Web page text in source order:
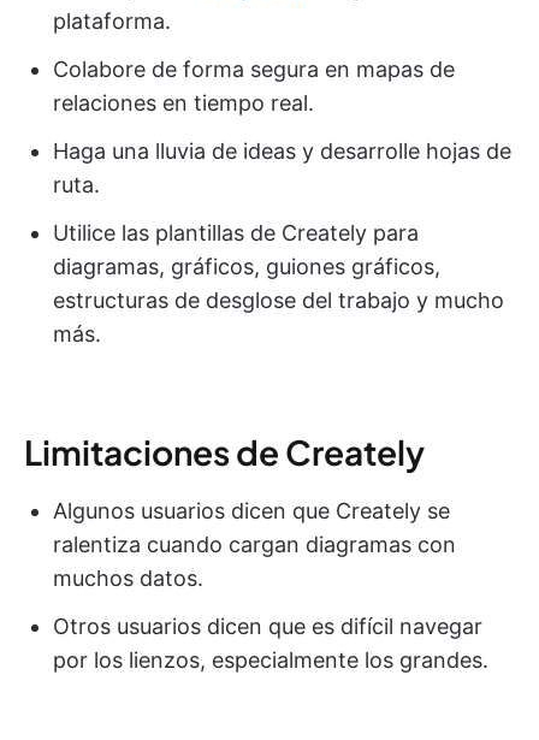
plataforma.
Colabore de forma segura en mapas de
relaciones en tiempo real.
Haga una lluvia de ideas y desarrolle hojas de
ruta.
Utilice las plantillas de Creately para
diagramas, gráficos, guiones gráficos,
estructuras de desglose del trabajo y mucho
más.
Limitaciones de Creately
Algunos usuarios dicen que Creately se
ralentiza cuando cargan diagramas con
muchos datos.
Otros usuarios dicen que es difícil navegar
por los lienzos, especialmente los grandes.